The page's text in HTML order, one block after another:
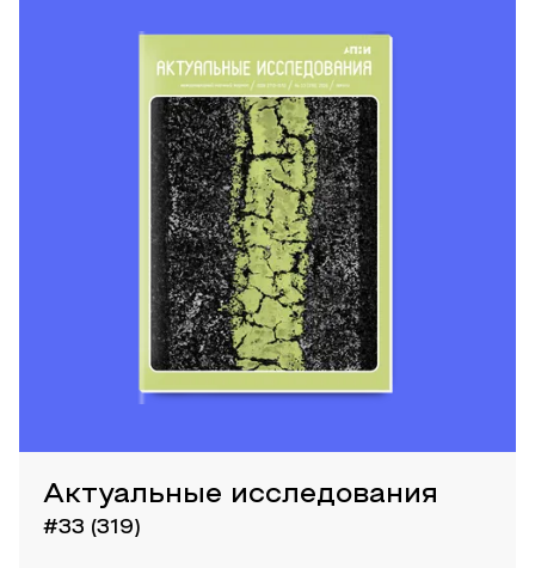
Актуальные исследования
#33 (319)